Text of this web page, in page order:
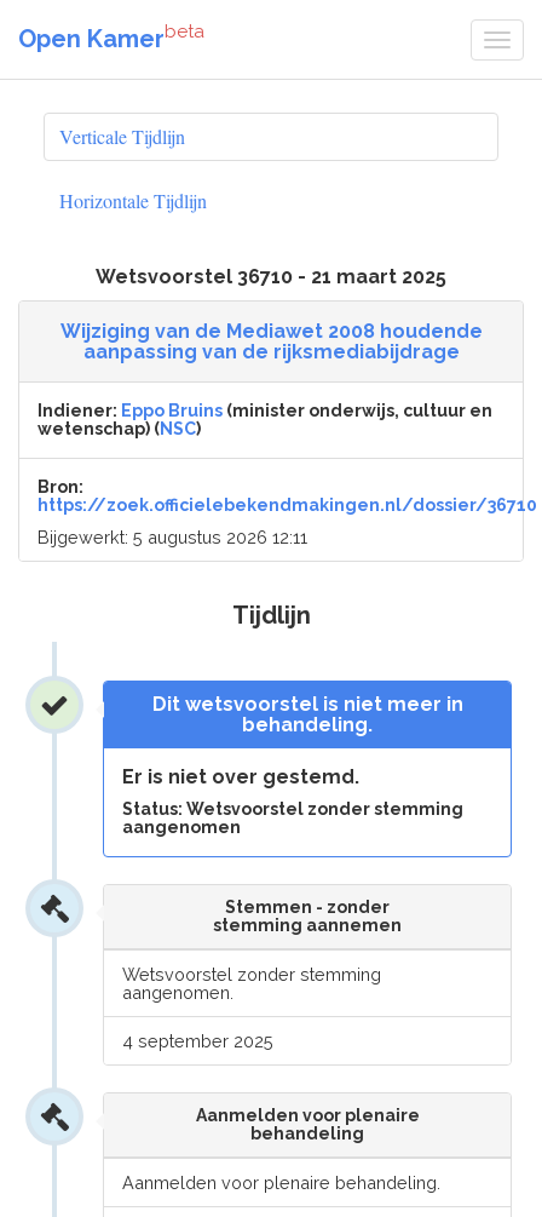
Open Kamerbeta
Verticale Tijdlijn
Horizontale Tijdlijn
Wetsvoorstel 36710 - 21 maart 2025
Wijziging van de Mediawet 2008 houdende
aanpassing van de rijksmediabijdrage
Indiener: Eppo Bruins (minister onderwijs, cultuur en
wetenschap) (NSC)
Bron:
https://zoek.officielebekendmakingen.nl/dossier/36710
Bijgewerkt: 5 augustus 2026 12:11
Tijdlijn
Dit wetsvoorstel is niet meer in
behandeling.
Er is niet over gestemd.
Status: Wetsvoorstel zonder stemming
aangenomen
Stemmen - zonder
stemming aannemen
Wetsvoorstel zonder stemming
aangenomen.
4 september 2025
Aanmelden voor plenaire
behandeling
Aanmelden voor plenaire behandeling.